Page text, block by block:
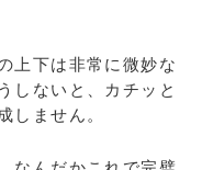
上下は非常に微妙な
しないと、カチッと
しません。